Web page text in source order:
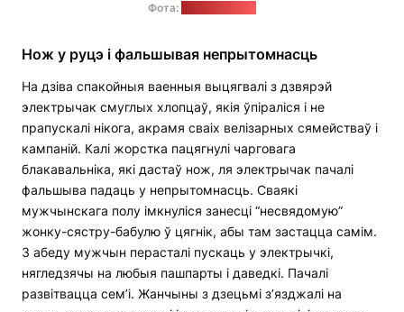
Фота:
Нож у руцэ і фальшывая непрытомнасць
На дзіва спакойныя ваенныя выцягвалі з дзвярэй
электрычак смуглых хлопцаў, якія ўпіраліся і не
прапускалі нікога, акрамя сваіх велізарных сямействаў і
кампаній. Калі жорстка пацягнулі чарговага
блакавальніка, які дастаў нож, ля электрычак пачалі
фальшыва падаць у непрытомнасць. Сваякі
мужчынскага полу імкнуліся занесці “несвядомую”
жонку-сястру-бабулю ў цягнік, абы там застацца самім.
З абеду мужчын перасталі пускаць у электрычкі,
нягледзячы на любыя пашпарты і даведкі. Пачалі
развітвацца сем’і. Жанчыны з дзецьмі з’язджалі на